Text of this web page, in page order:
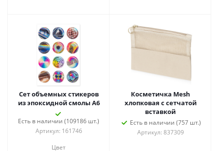
Сет объемных стикеров
из эпоксидной смолы А6
Есть в наличии (109186 шт.)
Артикул: 161746
Цвет
Косметичка Mesh
хлопковая с сетчатой
вставкой
Есть в наличии (757 шт.)
Артикул: 837309